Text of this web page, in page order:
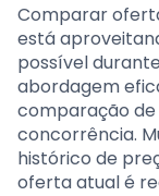
Comparar
está
possível
abordagem
comparação
concorrência.
histórico de
oferta atual é